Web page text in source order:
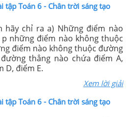
tập Toán 6 - Chân trời sáng tạo
Những điểm nào
những điểm nào không thuộc
điểm nào không thuộc đường
thẳng nào chứa điểm A,
D, điểm E.
Xem lời giải
tập Toán 6 - Chân trời sáng tạo